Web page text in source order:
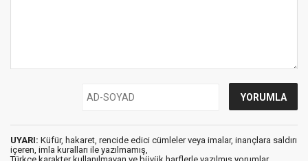
UYARI: Küfür, hakaret, rencide edici cümleler veya imalar, inançlara saldırı
içeren, imla kuralları ile yazılmamış,